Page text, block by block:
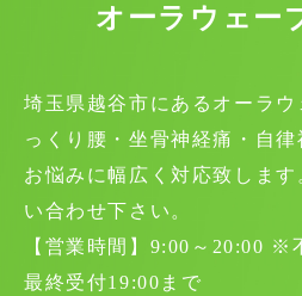
オーラウェー
埼玉県越谷市にあるオーラ
っくり腰・坐骨神経痛・自
お悩みに幅広く対応致しま
い合わせ下さい。
【営業時間】9:00～20:00 ※
最終受付19:00まで